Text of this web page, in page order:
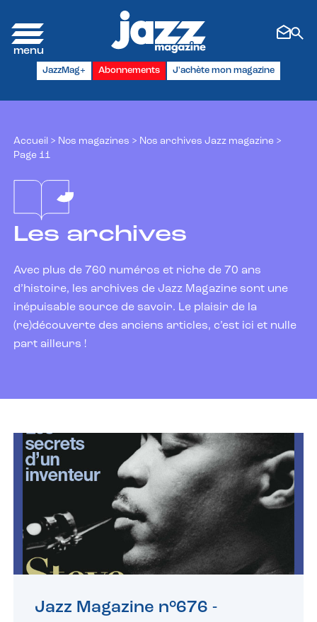
JazzMag+ Abonnements J'achète mon magazine
Accueil > Nos magazines > Nos archives Jazz magazine >
Page 11
Les archives
Avec plus de 760 numéros et riche de 70 ans
d’histoire, les archives de Jazz Magazine sont une
inépuisable source de savoir. Le plaisir de la
(re)découverte des anciens articles, c’est ici et nulle
part ailleurs !
Jazz Magazine n°676 -